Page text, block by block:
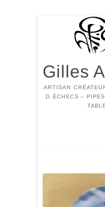
Gilles
ARTISAN
D ÉCHECS –